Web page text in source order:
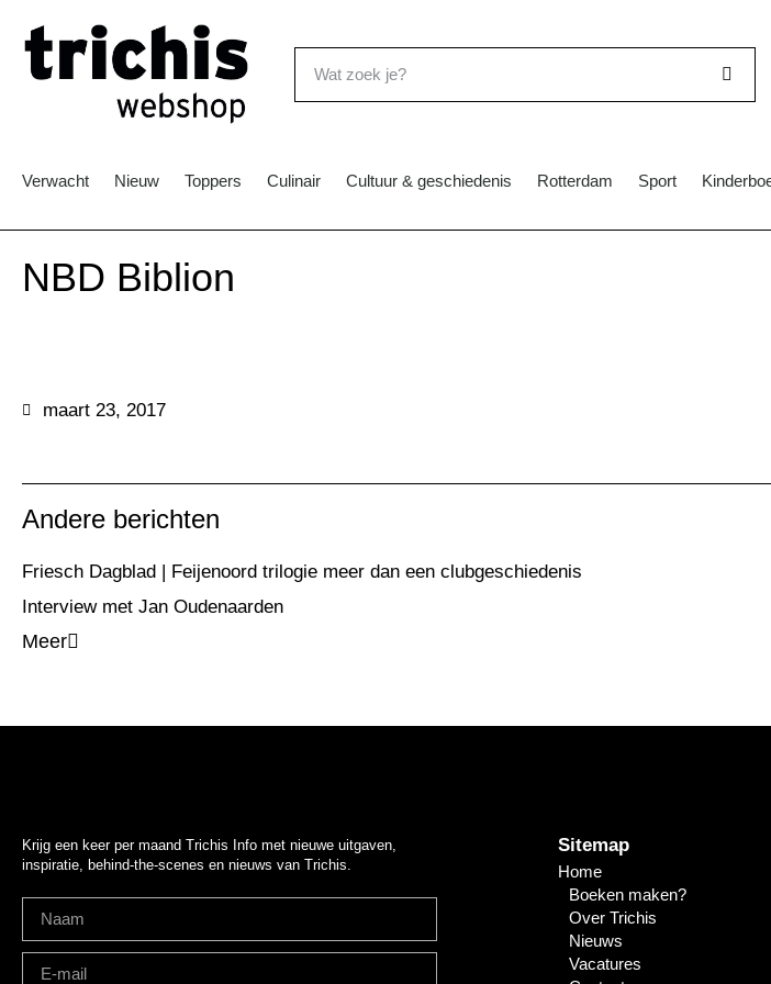
Verwacht Nieuw Toppers Culinair Cultuur & geschiedenis Rotterdam Sport
NBD Biblion
maart 23, 2017
Andere berichten
Friesch Dagblad | Feijenoord trilogie meer dan een clubgeschiedenis
Interview met Jan Oudenaarden
Meer
Krijg een keer per maand Trichis Info met nieuwe uitgaven,
inspiratie, behind-the-scenes en nieuws van Trichis.
Sitemap
Home
Boeken maken?
Over Trichis
Nieuws
Vacatures